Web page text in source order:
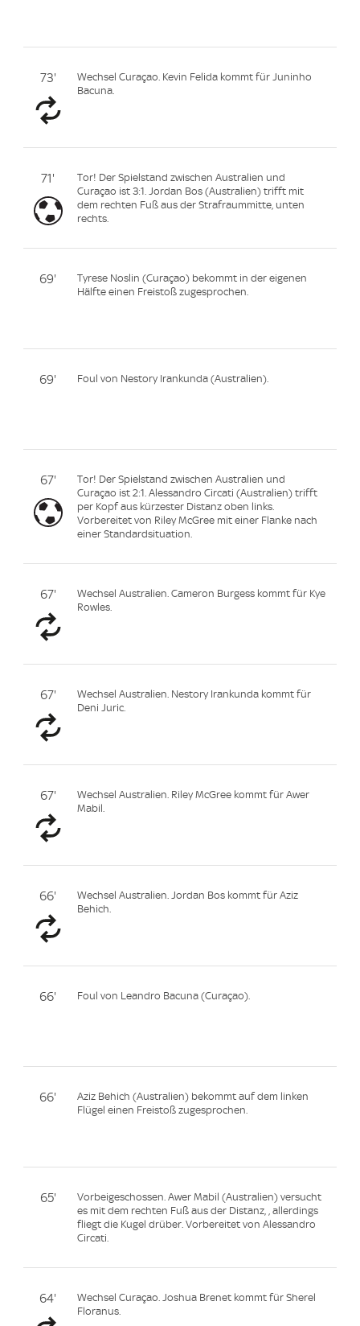
73'
Wechsel Curaçao. Kevin Felida kommt für Juninho
Bacuna.
71'
Tor! Der Spielstand zwischen Australien und
Curaçao ist 3:1. Jordan Bos (Australien) trifft mit
dem rechten Fuß aus der Strafraummitte, unten
rechts.
69'
Tyrese Noslin (Curaçao) bekommt in der eigenen
Hälfte einen Freistoß zugesprochen.
69' Foul von Nestory Irankunda (Australien).
67'
Tor! Der Spielstand zwischen Australien und
Curaçao ist 2:1. Alessandro Circati (Australien) trifft
per Kopf aus kürzester Distanz oben links.
Vorbereitet von Riley McGree mit einer Flanke nach
einer Standardsituation.
67'
Wechsel Australien. Cameron Burgess kommt für Kye
Rowles.
67'
Wechsel Australien. Nestory Irankunda kommt für
Deni Juric.
67'
Wechsel Australien. Riley McGree kommt für Awer
Mabil.
66'
Wechsel Australien. Jordan Bos kommt für Aziz
Behich.
66' Foul von Leandro Bacuna (Curaçao).
66'
Aziz Behich (Australien) bekommt auf dem linken
Flügel einen Freistoß zugesprochen.
65'
Vorbeigeschossen. Awer Mabil (Australien) versucht
es mit dem rechten Fuß aus der Distanz, , allerdings
fliegt die Kugel drüber. Vorbereitet von Alessandro
Circati.
64'
Wechsel Curaçao. Joshua Brenet kommt für Sherel
Floranus.